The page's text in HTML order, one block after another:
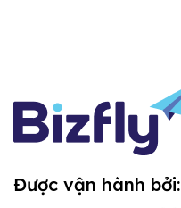
Được vận hành bởi: